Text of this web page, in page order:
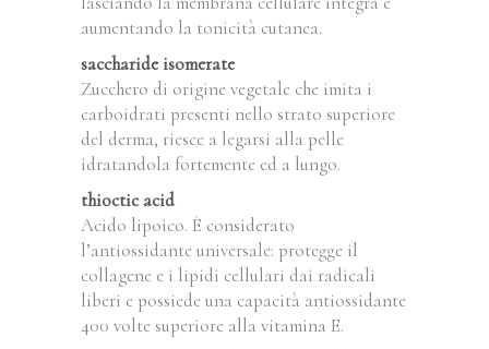
aumentando la tonicità cutanea.
saccharide isomerate
Zucchero di origine vegetale che imita i
carboidrati presenti nello strato superiore
del derma, riesce a legarsi alla pelle
idratandola fortemente ed a lungo.
thioctic acid
Acido lipoico. È considerato
l’antiossidante universale: protegge il
collagene e i lipidi cellulari dai radicali
liberi e possiede una capacità antiossidante
400 volte superiore alla vitamina E.